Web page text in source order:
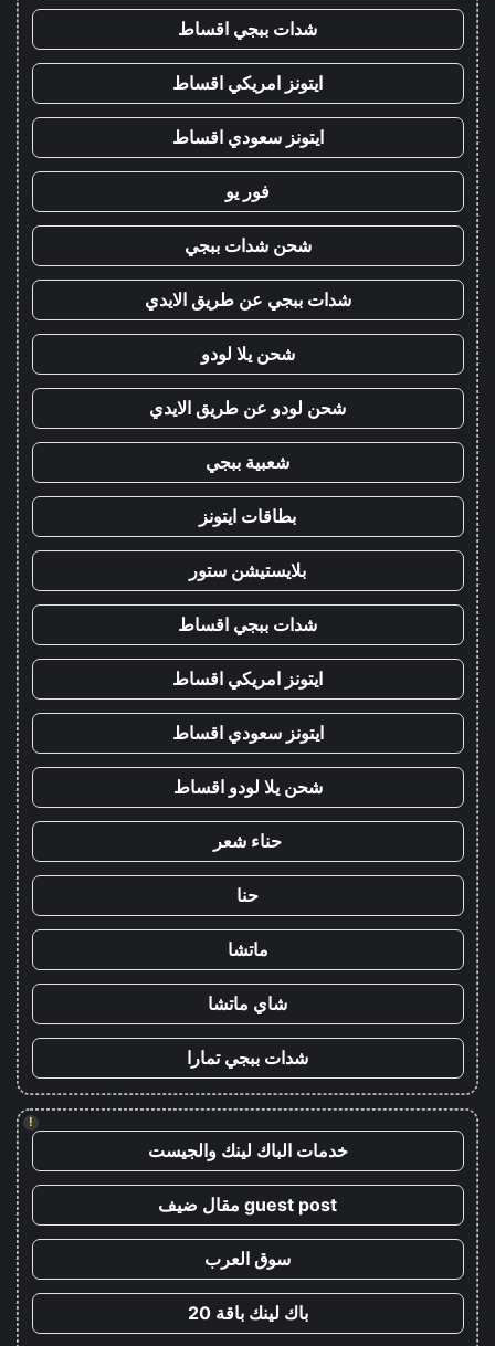
شدات ببجي اقساط
ايتونز امريكي اقساط
ايتونز سعودي اقساط
فور يو
شحن شدات ببجي
شدات ببجي عن طريق الايدي
شحن يلا لودو
شحن لودو عن طريق الايدي
شعبية ببجي
بطاقات ايتونز
بلايستيشن ستور
شدات ببجي اقساط
ايتونز امريكي اقساط
ايتونز سعودي اقساط
شحن يلا لودو اقساط
حناء شعر
حنا
ماتشا
شاي ماتشا
شدات ببجي تمارا
!
خدمات الباك لينك والجيست
guest post مقال ضيف
سوق العرب
باك لينك باقة 20